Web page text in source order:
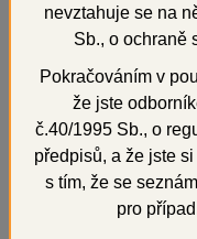
Seřadit: Od
Od nejdražších
nevztahuje se na
Sb., o ochraně
Pokračováním v
že jste
č.40/1995 Sb., o
předpisů, a že jste
s tím, že se
pro